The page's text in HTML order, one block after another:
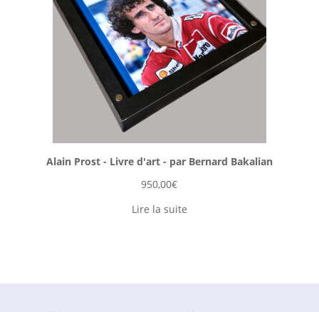
Alain Prost - Livre d'art - par Bernard Bakalian
950,00€
Lire la suite